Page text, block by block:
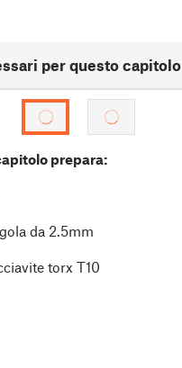
per questo capitolo
prepara:
da 2.5mm
torx T10